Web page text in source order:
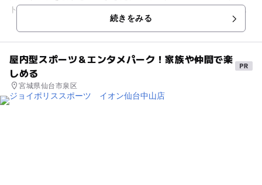
トラックで、夜間は照明がつきます。土の上に水をまき自然に
続きをみる
屋内型スポーツ＆エンタメパーク！家族や仲間で楽
しめる
宮城県仙台市泉区